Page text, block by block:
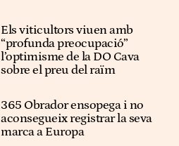
Els viticultors viuen amb
“profunda preocupació”
l’optimisme de la DO Cava
sobre el preu del raïm
365 Obrador ensopega i no
aconsegueix registrar la seva
marca a Europa